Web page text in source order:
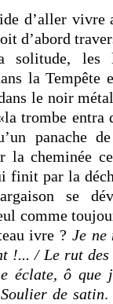
d’aller vivre
d’abord
solitude,
la Tempête
le noir
trombe entra
panache
la cheminée
finit par la
se
comme
ivre ? Je ne
!... / Le rut des
éclate, ô que
Soulier de satin.